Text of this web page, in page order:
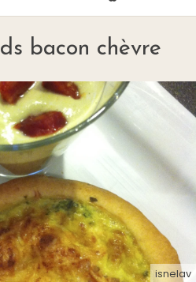
bacon chèvre
isnelav